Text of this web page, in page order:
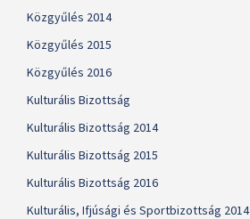
Közgyűlés 2014
Közgyűlés 2015
Közgyűlés 2016
Kulturális Bizottság
Kulturális Bizottság 2014
Kulturális Bizottság 2015
Kulturális Bizottság 2016
Kulturális, Ifjúsági és Sportbizottság 2014